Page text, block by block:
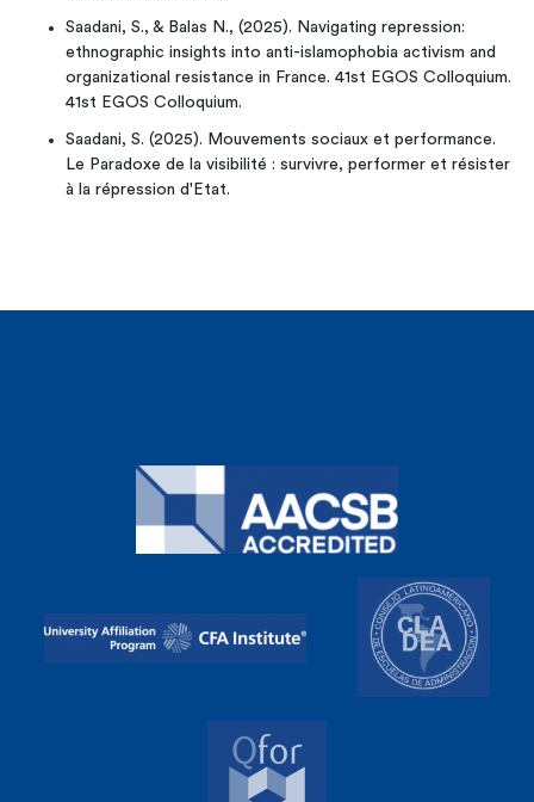
Saadani, S., & Balas N., (2025). Navigating repression:
ethnographic insights into anti-islamophobia activism and
organizational resistance in France. 41st EGOS Colloquium.
41st EGOS Colloquium.
Saadani, S. (2025). Mouvements sociaux et performance.
Le Paradoxe de la visibilité : survivre, performer et résister
à la répression d'Etat.